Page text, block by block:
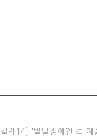
[칼럼14] '발달장애인 ⊂ 예